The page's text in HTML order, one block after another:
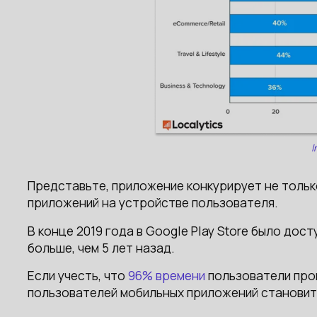
Представьте, приложение конкурирует не
приложений на устройстве пользователя.
В конце 2019 года в Google Play Store было
больше, чем 5 лет назад.
Если учесть, что 96% времени пользователи
пользователей мобильных приложений